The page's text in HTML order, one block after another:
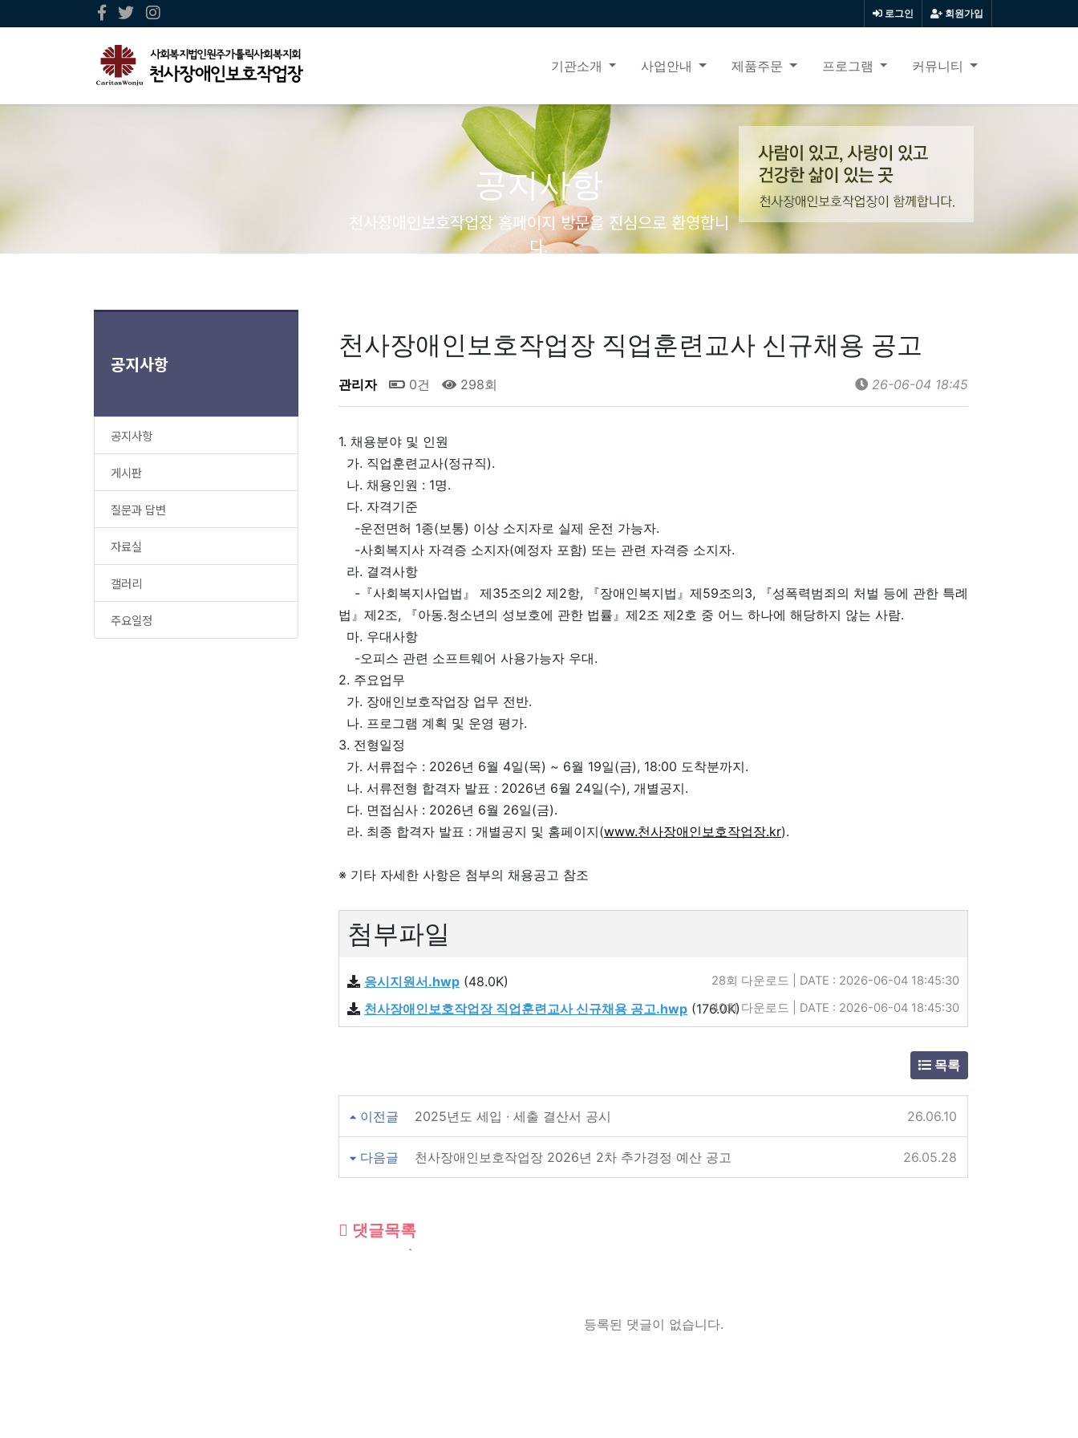
회원가입
로그인
기관소개 사업안내 제품주문 프로그램 커뮤니티
공지사항
천사장애인보호작업장 홈페이지 방문을 진심으로 환영합니
다.
공지사항
공지사항
게시판
질문과 답변
자료실
갤러리
주요일정
천사장애인보호작업장 직업훈련교사 신규채용 공고
관리자 0건 298회 26-06-04 18:45
1. 채용분야 및 인원
가. 직업훈련교사(정규직).
나. 채용인원 : 1명.
다. 자격기준
-운전면허 1종(보통) 이상 소지자로 실제 운전 가능자.
-사회복지사 자격증 소지자(예정자 포함) 또는 관련 자격증 소지자.
라. 결격사항
-『사회복지사업법』 제35조의2 제2항, 『장애인복지법』제59조의3, 『성폭력범죄의 처벌 등에 관한 특례
법』제2조, 『아동․청소년의 성보호에 관한 법률』제2조 제2호 중 어느 하나에 해당하지 않는 사람.
마. 우대사항
-오피스 관련 소프트웨어 사용가능자 우대.
2. 주요업무
가. 장애인보호작업장 업무 전반.
나. 프로그램 계획 및 운영 평가.
3. 전형일정
가. 서류접수 : 2026년 6월 4일(목) ~ 6월 19일(금), 18:00 도착분까지.
나. 서류전형 합격자 발표 : 2026년 6월 24일(수), 개별공지.
다. 면접심사 : 2026년 6월 26일(금).
라. 최종 합격자 발표 : 개별공지 및 홈페이지(www.천사장애인보호작업장.kr).
※ 기타 자세한 사항은 첨부의 채용공고 참조
첨부파일
응시지원서.hwp (48.0K) 28회 다운로드 | DATE : 2026-06-04 18:45:30
천사장애인보호작업장 직업훈련교사 신규채용 공고.hwp (176.0K)
40회 다운로드 | DATE : 2026-06-04 18:45:30
목록
이전글 2025년도 세입 ∙ 세출 결산서 공시 26.06.10
다음글 천사장애인보호작업장 2026년 2차 추가경정 예산 공고 26.05.28
댓글목록
등록된 댓글이 없습니다.